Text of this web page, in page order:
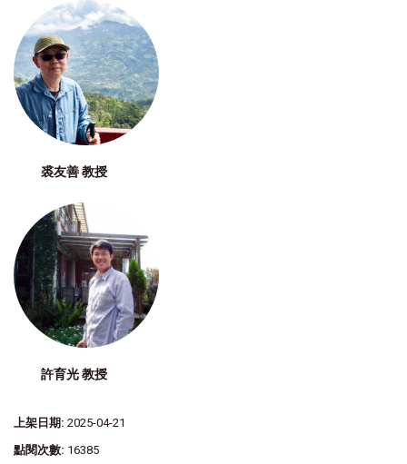
裘友善 教授
許育光 教授
上架日期: 2025-04-21
點閱次數: 16385